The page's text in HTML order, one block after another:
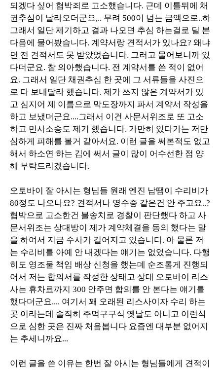
되겠다 싶어 협박죄로 고소했습니다. 근데 이틀뒤에 채
권추심이 날라오더군요,.. 무려 500이 넘는 금액으로..하
그래서 일단 제기하고 결과 나오면 추심 하는걸로 딜 본
다음에 물어봤습니다. 계약서랑 견적서가 있나요? 왜냐
면 전 견적서도 못 받았었습니다. 그러고 물어보니까 있
다더군요. 참 의아했습니다. 전 계약서를 쓴 적이 없어
요. 그래서 일단 채권추심 한 곳에 그 서류들을 사진으
로 다 보내달라 했습니다. 제가 쓰지 않은 계약서가 있
고 심지어 제 이름으로 막도장까지 파서 계약서 작성을
하고 보냈더군요....그래서 이건 사문서위조로 또 고소
하고 민사소송도 제기 했습니다. 가만히 있다가는 저만
심하게 피해를 볼거 같아서요. 이런 글을 써본적도 없고
해서 하소연 하는 김에 써서 글이 많이 어수선한 점 양
해 부탁드리겠습니다.
오토바이 잘 아시는 형님들 원래 엔진 납땜이 수리비가
80정도 나오나요? 견적서나 영수증 같은건 안 주고요..?
협박으로 고소한건 불송치로 경찰이 판단했다 하고 사
문서위조는 상대방이 제가 계약체결을 동의 했다는 말
을 하여서 지금 수사가 길어지고 있습니다. 아 물론 저
는 수리비를 아예 안 내겠다는 얘기는 없었습니다. 다행
히도 영조물 책임 배상 신청을 했는데 순조롭게 진행되
어서 저는 합의서를 작성한 상태고 상대 오토바이 리스
사는 휴차료까지 300 안주면 합의를 안 본다는 얘기를
했다더군요.... 여기서 꽤 오래된 리스사이자 수리 하는
곳 이라는데 솔직히 주먹구구식 옛날도 아니고 이런식
으로 심한 곳은 진짜 처음봅니다 요즘엔 대부분 없어지
는 추세니까요...
이런 글을 쓴 이유는 한번 잘 아시는 형님들에게 견적이